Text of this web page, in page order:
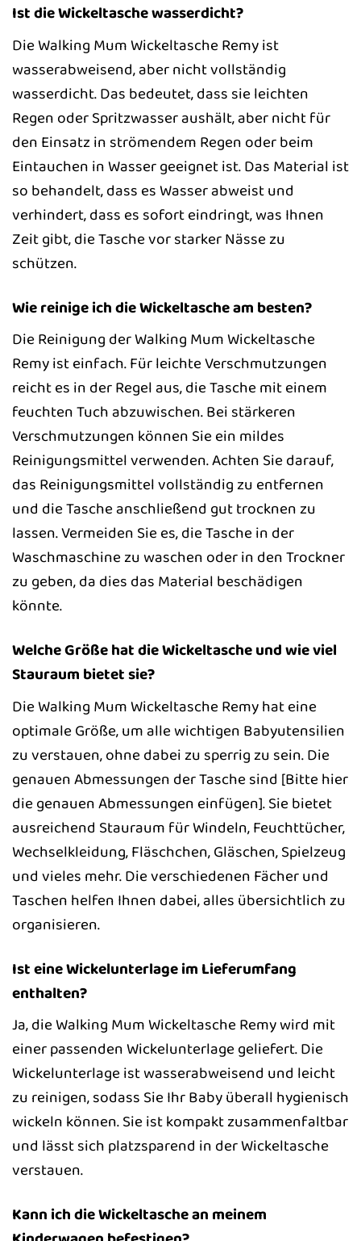
Ist die Wickeltasche wasserdicht?
Die Walking Mum Wickeltasche Remy ist
wasserabweisend, aber nicht vollständig
wasserdicht. Das bedeutet, dass sie leichten
Regen oder Spritzwasser aushält, aber nicht für
den Einsatz in strömendem Regen oder beim
Eintauchen in Wasser geeignet ist. Das Material ist
so behandelt, dass es Wasser abweist und
verhindert, dass es sofort eindringt, was Ihnen
Zeit gibt, die Tasche vor starker Nässe zu
schützen.
Wie reinige ich die Wickeltasche am besten?
Die Reinigung der Walking Mum Wickeltasche
Remy ist einfach. Für leichte Verschmutzungen
reicht es in der Regel aus, die Tasche mit einem
feuchten Tuch abzuwischen. Bei stärkeren
Verschmutzungen können Sie ein mildes
Reinigungsmittel verwenden. Achten Sie darauf,
das Reinigungsmittel vollständig zu entfernen
und die Tasche anschließend gut trocknen zu
lassen. Vermeiden Sie es, die Tasche in der
Waschmaschine zu waschen oder in den Trockner
zu geben, da dies das Material beschädigen
könnte.
Welche Größe hat die Wickeltasche und wie viel
Stauraum bietet sie?
Die Walking Mum Wickeltasche Remy hat eine
optimale Größe, um alle wichtigen Babyutensilien
zu verstauen, ohne dabei zu sperrig zu sein. Die
genauen Abmessungen der Tasche sind [Bitte hier
die genauen Abmessungen einfügen]. Sie bietet
ausreichend Stauraum für Windeln, Feuchttücher,
Wechselkleidung, Fläschchen, Gläschen, Spielzeug
und vieles mehr. Die verschiedenen Fächer und
Taschen helfen Ihnen dabei, alles übersichtlich zu
organisieren.
Ist eine Wickelunterlage im Lieferumfang
enthalten?
Ja, die Walking Mum Wickeltasche Remy wird mit
einer passenden Wickelunterlage geliefert. Die
Wickelunterlage ist wasserabweisend und leicht
zu reinigen, sodass Sie Ihr Baby überall hygienisch
wickeln können. Sie ist kompakt zusammenfaltbar
und lässt sich platzsparend in der Wickeltasche
verstauen.
Kann ich die Wickeltasche an meinem